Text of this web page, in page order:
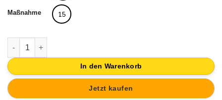
Maßnahme 15
MÖBELKNOPF KNOPF WALZE MÖBEL EDELSTAHL TÜR
In den Warenkorb
Jetzt kaufen